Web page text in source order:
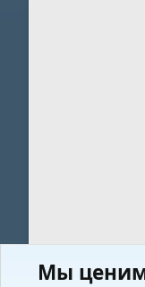
Мы